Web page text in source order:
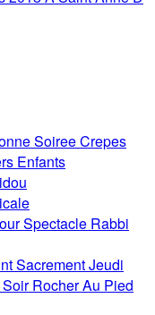
Soiree Crepes
Enfants
Spectacle Rabbi
Sacrement Jeudi
Rocher Au Pied